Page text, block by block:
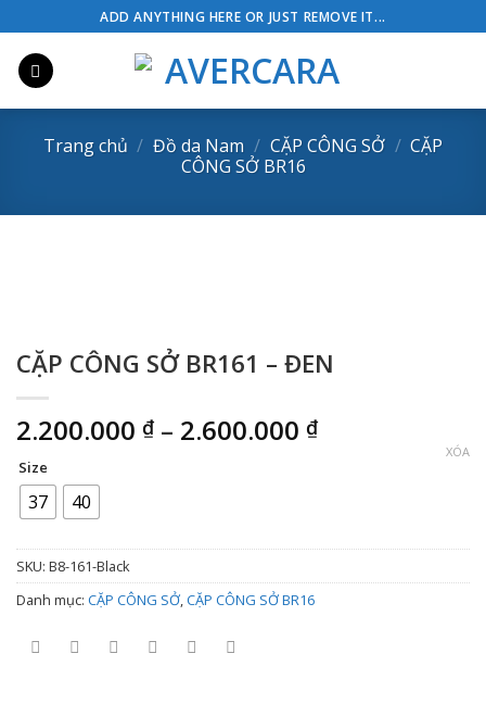
to
content
ADD ANYTHING HERE OR JUST REMOVE IT...
Trang chủ / Đồ da Nam / CẶP CÔNG SỞ / CẶP
CÔNG SỞ BR16
CẶP CÔNG SỞ BR161 – ĐEN
2.200.000 ₫ – 2.600.000 ₫Khoảng
2.600.000 ₫
Size
37 40
XÓA
SKU: B8-161-Black
Danh mục: CẶP CÔNG SỞ,CẶP CÔNG SỞ BR16